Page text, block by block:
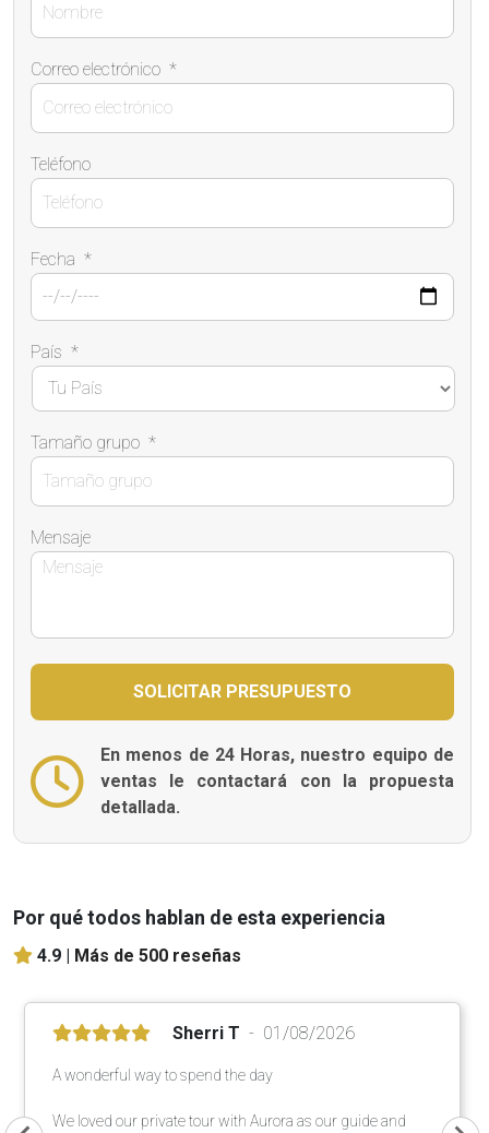
Correo electrónico *
Teléfono
Fecha *
País *
Tamaño grupo *
Mensaje
En menos de 24 Horas, nuestro equipo de
ventas le contactará con la propuesta
detallada.
Por qué todos hablan de esta experiencia
4.9 | Más de 500 reseñas
Sherri T 01/08/2026
A wonderful way to spend the day
We loved our private tour with Aurora as our guide and